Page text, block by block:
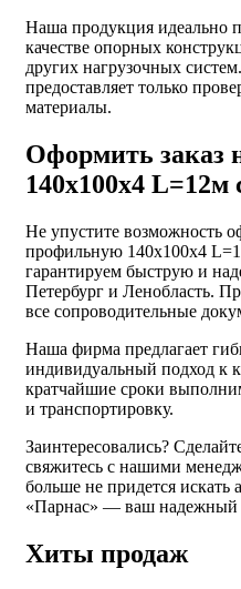
Наша продукция идеально
качестве опорных
других нагрузочных
предоставляет только
материалы.
Оформить заказ
140х100х4 L=12м
Не упустите возможность
профильную 140х100х4
гарантируем быструю и
Петербург и Ленобласть.
все сопроводительные
Наша фирма предлагает
индивидуальный подход к
кратчайшие сроки
и транспортировку.
Заинтересовались?
свяжитесь с нашими
больше не придется искать
«Парнас» — ваш надежный
Хиты продаж